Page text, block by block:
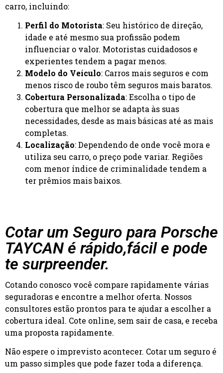
carro, incluindo:
Perfil do Motorista: Seu histórico de direção,
idade e até mesmo sua profissão podem
influenciar o valor. Motoristas cuidadosos e
experientes tendem a pagar menos.
Modelo do Veículo: Carros mais seguros e com
menos risco de roubo têm seguros mais baratos.
Cobertura Personalizada: Escolha o tipo de
cobertura que melhor se adapta às suas
necessidades, desde as mais básicas até as mais
completas.
Localização: Dependendo de onde você mora e
utiliza seu carro, o preço pode variar. Regiões
com menor índice de criminalidade tendem a
ter prêmios mais baixos.
Cotar um Seguro para Porsche
TAYCAN é rápido,fácil e pode
te surpreender.
Cotando conosco você compare rapidamente várias
seguradoras e encontre a melhor oferta. Nossos
consultores estão prontos para te ajudar a escolher a
cobertura ideal. Cote online, sem sair de casa, e receba
uma proposta rapidamente.
Não espere o imprevisto acontecer. Cotar um seguro é
um passo simples que pode fazer toda a diferença.